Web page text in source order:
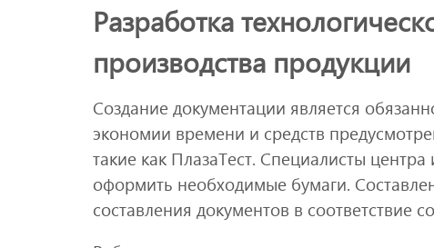
Разработка
производства продукции
Создание документации является
экономии времени и средств
такие как ПлазаТест. Специалисты
оформить необходимые бумаги.
составления документов в